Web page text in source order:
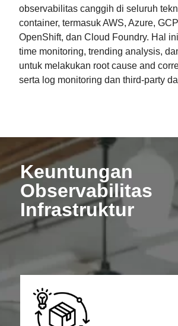
observabilitas canggih di seluruh
container, termasuk AWS, Azure,
OpenShift, dan Cloud Foundry. Hal
time monitoring, trending analysis,
untuk melakukan root cause and
serta log monitoring dan third-party
Keuntungan
Observabilitas
Infrastruktur